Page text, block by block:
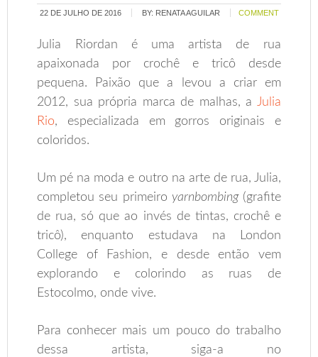
22 DE JULHO DE 2016 BY: RENATA AGUILAR COMMENT
Julia Riordan é uma artista de rua
apaixonada por crochê e tricô desde
pequena. Paixão que a levou a criar em
2012, sua própria marca de malhas, a Julia
Rio, especializada em gorros originais e
coloridos.
Um pé na moda e outro na arte de rua, Julia,
completou seu primeiro yarnbombing (grafite
de rua, só que ao invés de tintas, crochê e
tricô), enquanto estudava na London
College of Fashion, e desde então vem
explorando e colorindo as ruas de
Estocolmo, onde vive.
Para conhecer mais um pouco do trabalho
dessa artista, siga-a no